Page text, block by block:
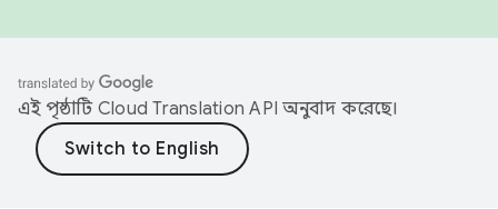
এই পৃষ্ঠাটি Cloud Translation API অনুবাদ করেছে।